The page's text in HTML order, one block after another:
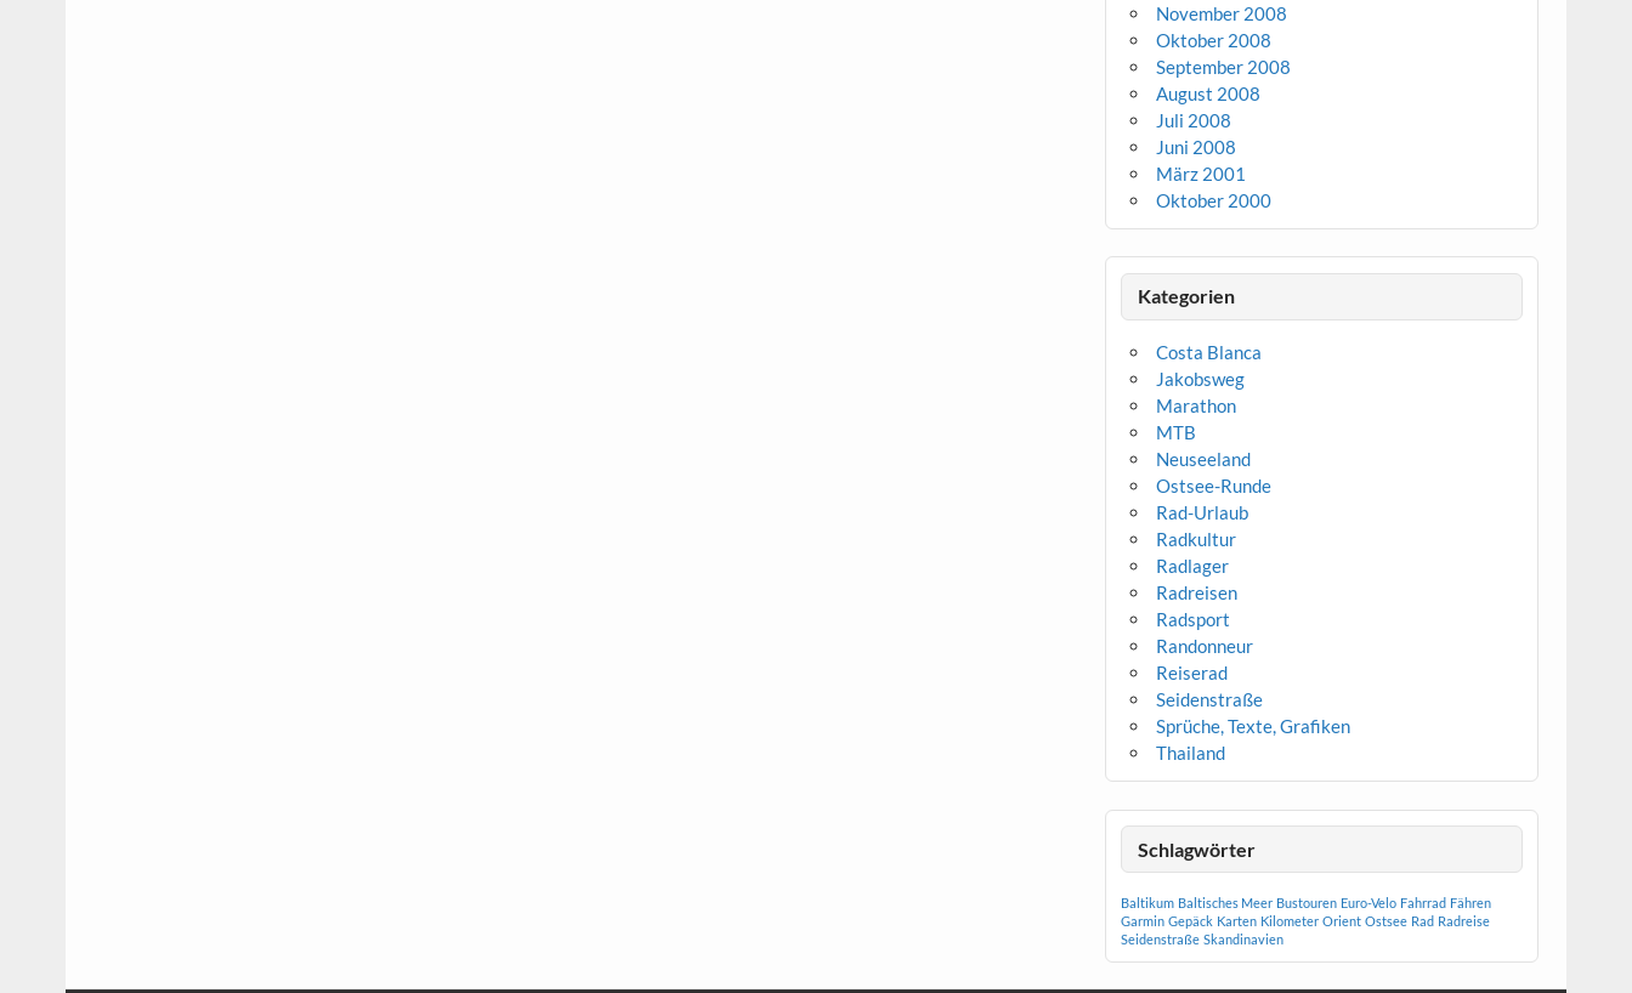
November 2008
Oktober 2008
September 2008
August 2008
Juli 2008
Juni 2008
März 2001
Oktober 2000
Kategorien
Costa Blanca
Jakobsweg
Marathon
MTB
Neuseeland
Ostsee-Runde
Rad-Urlaub
Radkultur
Radlager
Radreisen
Radsport
Randonneur
Reiserad
Seidenstraße
Sprüche, Texte, Grafiken
Thailand
Schlagwörter
Baltikum Baltisches Meer Bustouren Euro-Velo Fahrrad Fähren
Garmin Gepäck Karten Kilometer Orient Ostsee Rad Radreise
Seidenstraße Skandinavien